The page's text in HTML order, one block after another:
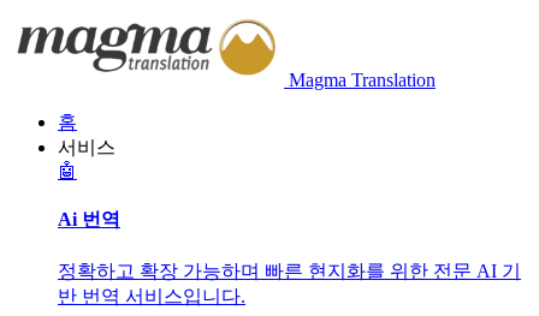
Magma Translation
홈
서비스
🤖
Ai 번역
정확하고 확장 가능하며 빠른 현지화를 위한 전문 AI 기
반 번역 서비스입니다.